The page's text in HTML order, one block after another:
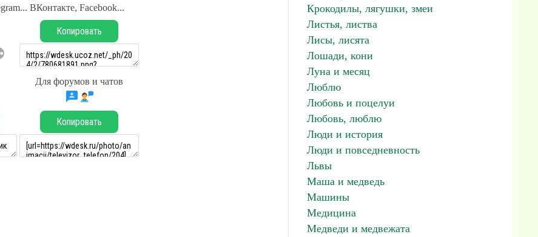
ВКонтакте, Facebook...
Копировать
Для форумов и чатов
Копировать
Крокодилы, лягушки, змеи
Листья, листва
Лисы, лисята
Лошади, кони
Луна и месяц
Люблю
Любовь и поцелуи
Любовь, люблю
Люди и история
Люди и повседневность
Львы
Маша и медведь
Машины
Медицина
Медведи и медвежата